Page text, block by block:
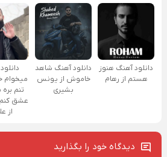
دانلود آهنگ هنوز
هستم از رهام
دانلود آهنگ شاهد
خاموش از یونس
بشیری
میخوام
تنم
عشق
از
دیدگاه خود را بگذارید